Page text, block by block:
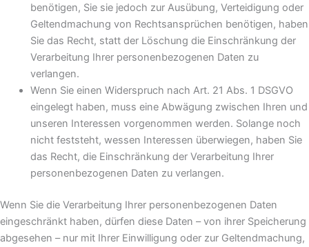
benötigen, Sie sie jedoch zur Ausübung, Verteidigung oder
Geltendmachung von Rechtsansprüchen benötigen, haben
Sie das Recht, statt der Löschung die Einschränkung der
Verarbeitung Ihrer personenbezogenen Daten zu
verlangen.
Wenn Sie einen Widerspruch nach Art. 21 Abs. 1 DSGVO
eingelegt haben, muss eine Abwägung zwischen Ihren und
unseren Interessen vorgenommen werden. Solange noch
nicht feststeht, wessen Interessen überwiegen, haben Sie
das Recht, die Einschränkung der Verarbeitung Ihrer
personenbezogenen Daten zu verlangen.
Wenn Sie die Verarbeitung Ihrer personenbezogenen Daten
eingeschränkt haben, dürfen diese Daten – von ihrer Speicherung
abgesehen – nur mit Ihrer Einwilligung oder zur Geltendmachung,